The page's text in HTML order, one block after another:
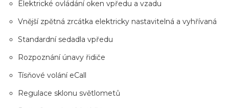
Elektrické ovládání oken vpředu a vzadu
Vnější zpětná zrcátka elektricky nastavitelná a vyhřívaná
Standardní sedadla vpředu
Rozpoznání únavy řidiče
Tísňové volání eCall
Regulace sklonu světlometů